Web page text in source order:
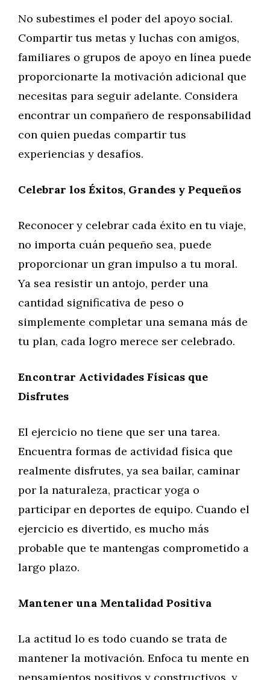
No subestimes el poder del apoyo social.
Compartir tus metas y luchas con amigos,
familiares o grupos de apoyo en línea puede
proporcionarte la motivación adicional que
necesitas para seguir adelante. Considera
encontrar un compañero de responsabilidad
con quien puedas compartir tus
experiencias y desafíos.
Celebrar los Éxitos, Grandes y Pequeños
Reconocer y celebrar cada éxito en tu viaje,
no importa cuán pequeño sea, puede
proporcionar un gran impulso a tu moral.
Ya sea resistir un antojo, perder una
cantidad significativa de peso o
simplemente completar una semana más de
tu plan, cada logro merece ser celebrado.
Encontrar Actividades Físicas que
Disfrutes
El ejercicio no tiene que ser una tarea.
Encuentra formas de actividad física que
realmente disfrutes, ya sea bailar, caminar
por la naturaleza, practicar yoga o
participar en deportes de equipo. Cuando el
ejercicio es divertido, es mucho más
probable que te mantengas comprometido a
largo plazo.
Mantener una Mentalidad Positiva
La actitud lo es todo cuando se trata de
mantener la motivación. Enfoca tu mente en